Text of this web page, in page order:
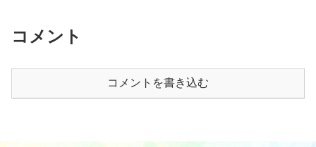
コメント
コメントを書き込む